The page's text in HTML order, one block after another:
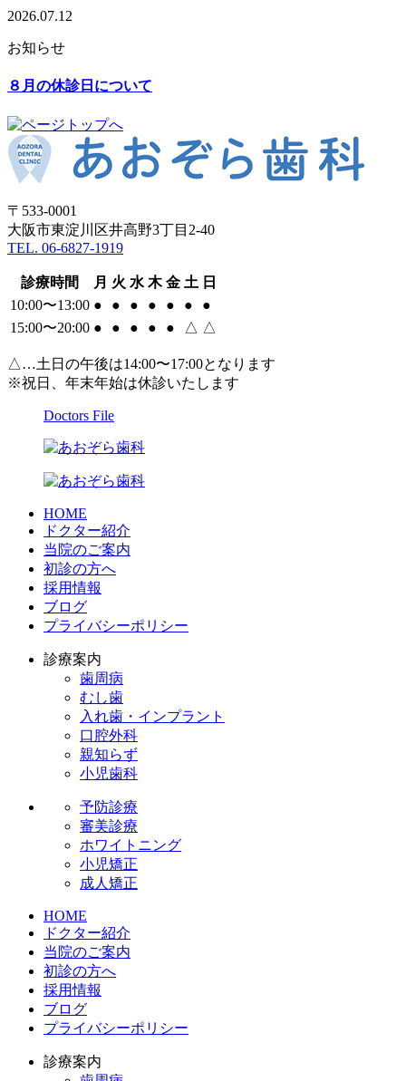
2026.07.12
お知らせ
８月の休診日について
〒533-0001
大阪市東淀川区井高野3丁目2-40
TEL. 06-6827-1919
診療時間 月 火 水 木 金 土 日
10:00〜13:00 ● ● ● ● ● ●
●
15:00〜20:00 ● ● ● ● ● △ △
△…土日の午後は14:00〜17:00となります
※祝日、年末年始は休診いたします
Doctors File
HOME
ドクター紹介
当院のご案内
初診の方へ
採用情報
ブログ
プライバシーポリシー
診療案内
歯周病
むし歯
入れ歯・インプラント
口腔外科
親知らず
小児歯科
予防診療
審美診療
ホワイトニング
小児矯正
成人矯正
HOME
ドクター紹介
当院のご案内
初診の方へ
採用情報
ブログ
プライバシーポリシー
診療案内